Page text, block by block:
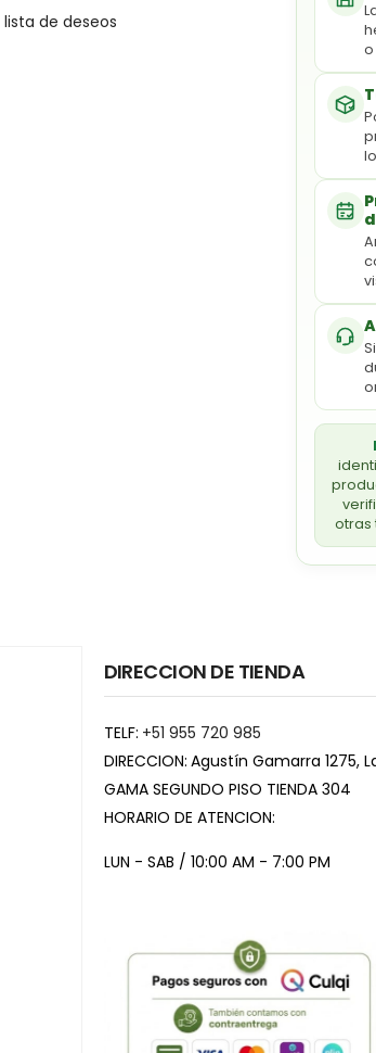
de deseos
o
otras
DIRECCION DE TIENDA
TELF: +51 955 720 985
DIRECCION: Agustín Gamarra 1275,
GAMA SEGUNDO PISO TIENDA 304
HORARIO DE ATENCION:
LUN - SAB / 10:00 AM - 7:00 PM